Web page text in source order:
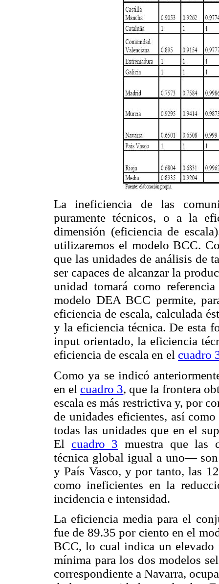
La ineficiencia de las
puramente técnicos, o a la
dimensión (eficiencia de
utilizaremos el modelo BCC.
que las unidades de análisis de
ser capaces de alcanzar la
unidad tomará como
modelo DEA BCC permite,
eficiencia de escala, calculada
y la eficiencia técnica. De esta
input orientado, la eficiencia
eficiencia de escala en el cuadro
Como ya se indicó
en el cuadro 3, que la frontera
escala es más restrictiva y, por
de unidades eficientes, así
todas las unidades que en el
El cuadro 3 muestra que las
técnica global igual a uno— son
y País Vasco, y por tanto, las
como ineficientes en la
incidencia e intensidad.
La eficiencia media para el
fue de 89.35 por ciento en el
BCC, lo cual indica un
mínima para los dos modelos
correspondiente a Navarra,